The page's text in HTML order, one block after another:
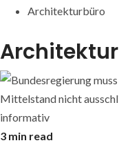
Architekturbüro
3 min read